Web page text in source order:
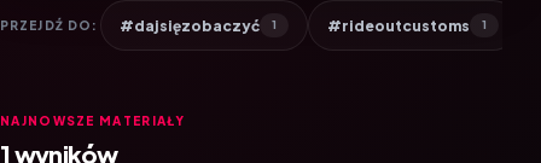
PRZEJDŹ DO: #dajsięzobaczyć 1 #rideoutcustoms 1
NAJNOWSZE MATERIAŁY
1 wyników